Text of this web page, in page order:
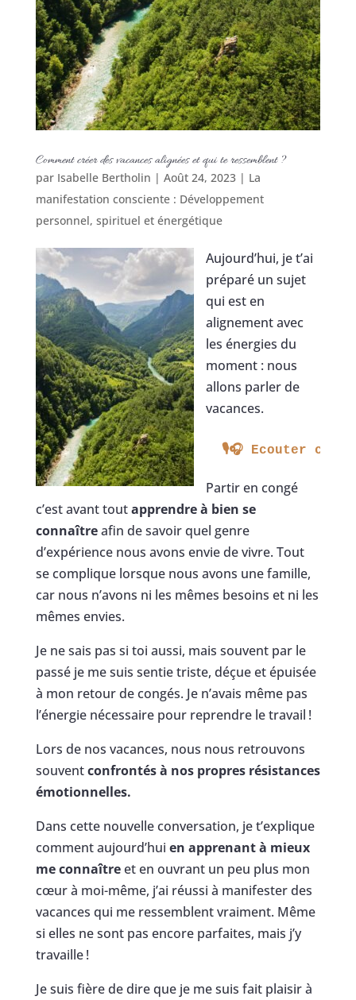
Comment créer des vacances alignées et qui te ressemblent ?
par Isabelle Bertholin | Août 24, 2023| La
manifestation consciente : Développement
personnel, spirituel et énergétique
Aujourd’hui, je t’ai
préparé un sujet
qui est en
alignement avec
les énergies du
moment : nous
allons parler de
vacances.
🎙🎧 Ecouter
Partir en congé
c’est avant toutapprendre à bien se
connaîtreafin de savoir quel genre
d’expérience nous avons envie de vivre. Tout
se complique lorsque nous avons une famille,
car nous n’avons ni les mêmes besoins et ni les
mêmes envies.
Je ne sais pas si toi aussi, mais souvent par le
passé je me suis sentie triste, déçue et épuisée
à mon retour de congés. Je n’avais même pas
l’énergie nécessaire pour reprendre le travail !
Lors de nos vacances, nous nous retrouvons
souventconfrontés à nos propres résistances
émotionnelles.
Dans cette nouvelle conversation, je t’explique
comment aujourd’hui en apprenant à mieux
me connaîtreet en ouvrant un peu plus mon
cœur à moi-même, j’ai réussi à manifester des
vacances qui me ressemblent vraiment. Même
si elles ne sont pas encore parfaites, mais j’y
travaille !
Je suis fière de dire que je me suis fait plaisir à